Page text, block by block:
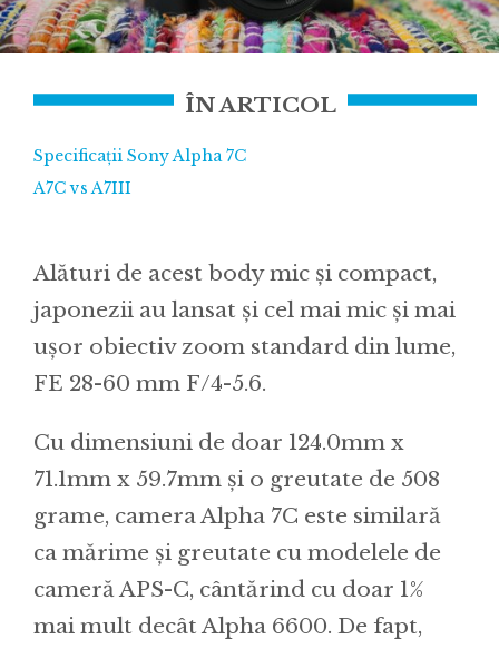
ÎN ARTICOL
Specificații Sony Alpha 7C
A7C vs A7III
Alături de acest body mic și compact,
japonezii au lansat și cel mai mic și mai
ușor obiectiv zoom standard din lume,
FE 28-60 mm F/4-5.6.
Cu dimensiuni de doar 124.0mm x
71.1mm x 59.7mm și o greutate de 508
grame, camera Alpha 7C este similară
ca mărime și greutate cu modelele de
cameră APS-C, cântărind cu doar 1%
mai mult decât Alpha 6600. De fapt,